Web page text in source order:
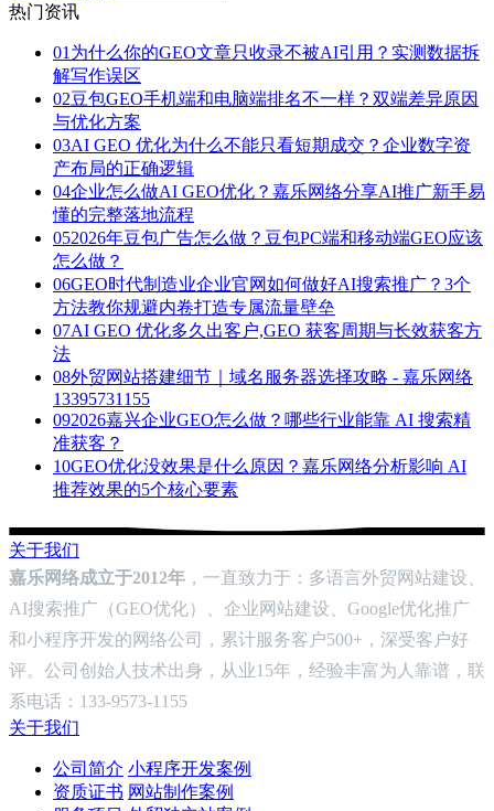
热门资讯
01 为什么你的GEO文章只收录不被AI引用？实测数据拆
解写作误区
02豆包GEO手机端和电脑端排名不一样？双端差异原因
与优化方案
03AI GEO 优化为什么不能只看短期成交？企业数字资
产布局的正确逻辑
04企业怎么做AI GEO优化？嘉乐网络分享AI推广新手易
懂的完整落地流程
052026年豆包广告怎么做？豆包PC端和移动端GEO应该
怎么做？
06GEO时代制造业企业官网如何做好AI搜索推广？3个
方法教你规避内卷打造专属流量壁垒
07AI GEO 优化多久出客户,GEO 获客周期与长效获客方
法
08外贸网站搭建细节｜域名服务器选择攻略 - 嘉乐网络
13395731155
092026嘉兴企业GEO怎么做？哪些行业能靠 AI 搜索精
准获客？
10GEO优化没效果是什么原因？嘉乐网络分析影响 AI
推荐效果的5个核心要素
关于我们
嘉乐网络成立于2012年 ，一直致力于：多语言外贸网站建设、
AI搜索推广（GEO优化）、企业网站建设、Google优化推广
和小程序开发的网络公司，累计服务客户500+，深受客户好
评。公司创始人技术出身，从业15年，经验丰富为人靠谱，联
系电话：133-9573-1155
关于我们
公司简介 小程序开发案例
资质证书 网站制作案例